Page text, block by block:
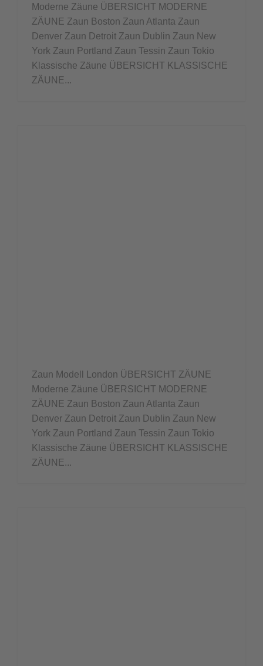
Moderne Zäune ÜBERSICHT MODERNE
ZÄUNE Zaun Boston Zaun Atlanta Zaun
Denver Zaun Detroit Zaun Dublin Zaun New
York Zaun Portland Zaun Tessin Zaun Tokio
Klassische Zäune ÜBERSICHT KLASSISCHE
ZÄUNE...
Zaun Modell London ÜBERSICHT ZÄUNE
Moderne Zäune ÜBERSICHT MODERNE
ZÄUNE Zaun Boston Zaun Atlanta Zaun
Denver Zaun Detroit Zaun Dublin Zaun New
York Zaun Portland Zaun Tessin Zaun Tokio
Klassische Zäune ÜBERSICHT KLASSISCHE
ZÄUNE...